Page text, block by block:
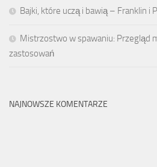
Bajki, które uczą i bawią – Franklin i
Mistrzostwo w spawaniu: Przegląd
zastosowań
NAJNOWSZE KOMENTARZE